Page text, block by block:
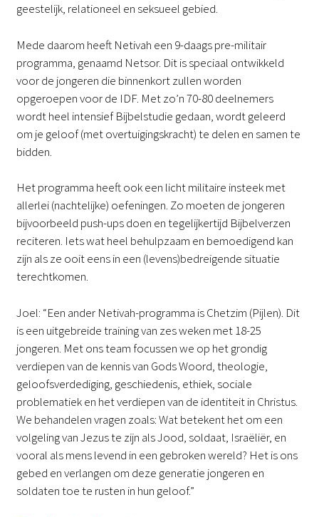
geestelijk, relationeel en seksueel gebied.
Mede daarom heeft Netivah een 9-daags pre-militair
programma, genaamd Netsor. Dit is speciaal ontwikkeld
voor de jongeren die binnenkort zullen worden
opgeroepen voor de IDF. Met zo’n 70-80 deelnemers
wordt heel intensief Bijbelstudie gedaan, wordt geleerd
om je geloof (met overtuigingskracht) te delen en samen te
bidden.
Het programma heeft ook een licht militaire insteek met
allerlei (nachtelijke) oefeningen. Zo moeten de jongeren
bijvoorbeeld push-ups doen en tegelijkertijd Bijbelverzen
reciteren. Iets wat heel behulpzaam en bemoedigend kan
zijn als ze ooit eens in een (levens)bedreigende situatie
terechtkomen.
Joel: “Een ander Netivah-programma is Chetzim (Pijlen). Dit
is een uitgebreide training van zes weken met 18-25
jongeren. Met ons team focussen we op het grondig
verdiepen van de kennis van Gods Woord, theologie,
geloofsverdediging, geschiedenis, ethiek, sociale
problematiek en het verdiepen van de identiteit in Christus.
We behandelen vragen zoals: Wat betekent het om een
volgeling van Jezus te zijn als Jood, soldaat, Israëliër, en
vooral als mens levend in een gebroken wereld? Het is ons
gebed en verlangen om deze generatie jongeren en
soldaten toe te rusten in hun geloof.”